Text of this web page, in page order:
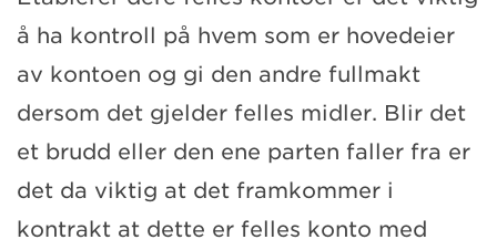
å ha kontroll på hvem som er hovedeier
av kontoen og gi den andre fullmakt
dersom det gjelder felles midler. Blir det
et brudd eller den ene parten faller fra er
det da viktig at det framkommer i
kontrakt at dette er felles konto med